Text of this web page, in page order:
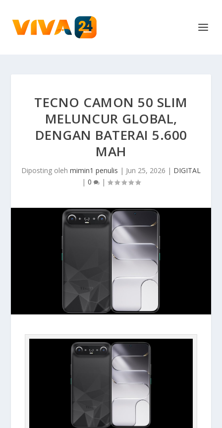
TECNO CAMON 50 SLIM
MELUNCUR GLOBAL,
DENGAN BATERAI 5.600
MAH
Diposting oleh mimin1 penulis | Jun 25, 2026 | DIGITAL
| 0 |